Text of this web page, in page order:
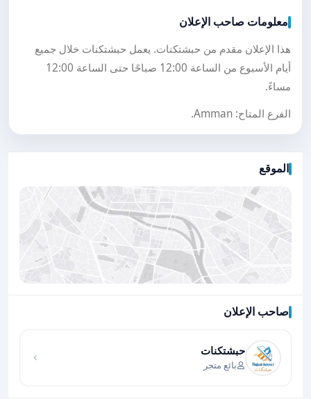
معلومات صاحب الإعلان
هذا الإعلان مقدم من حبشتكنات. يعمل حبشتكنات خلال جميع
أيام الأسبوع من الساعة 12:00 صباحًا حتى الساعة 12:00
مساءً.
الفرع المتاح: Amman.
الموقع
صاحب الإعلان
حبشتكنات
بائع متجر